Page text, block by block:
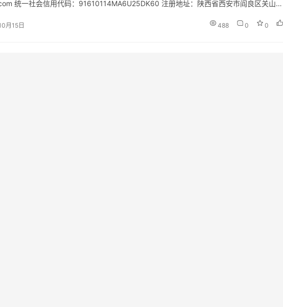
统一社会信用代码：91610114MA6U25DK60 注册地址：陕西省西安市阎良区关山镇
月15日 488 0 0